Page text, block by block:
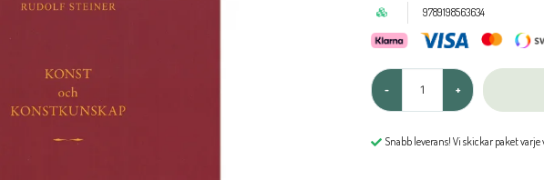
9789198563634
- +
Snabb leverans! Vi skickar paket varje